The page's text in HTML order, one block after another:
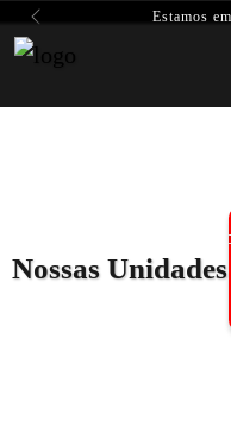
Estamos
Previous
Nossas Unidades